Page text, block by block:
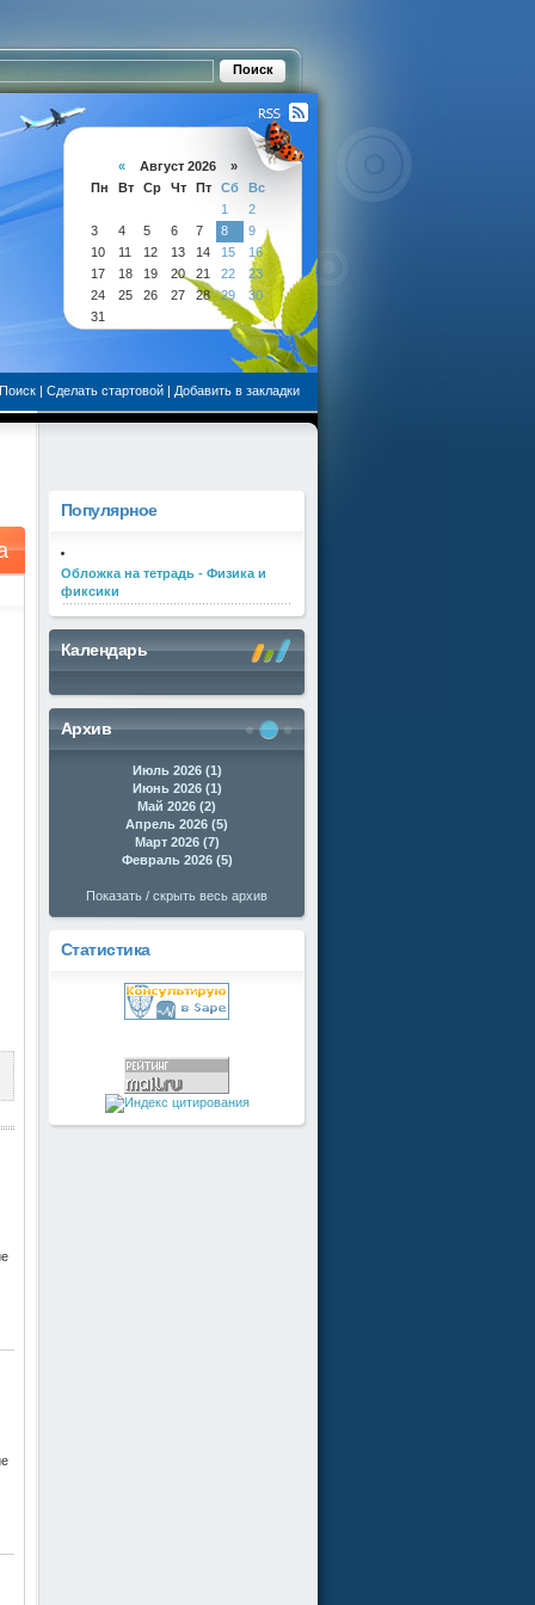
« Август 2026 »
Пн
Вт Ср Чт Пт Сб
Вс
1
2
3
4 5 6 7 8
9
10
11 12 13 14 15
16
17
18 19 20 21 22
23
24
25 26 27 28 29
30
31
Поиск | Сделать стартовой | Добавить в закладки
Популярное
Обложка на тетрадь - Физика и
фиксики
Календарь
Архив
Июль 2026 (1)
Июнь 2026 (1)
Май 2026 (2)
Апрель 2026 (5)
Март 2026 (7)
Февраль 2026 (5)
Показать / скрыть весь архив
Статистика